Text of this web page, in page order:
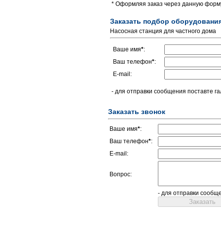
* Оформляя заказ через данную
Заказать подбор
Насосная станция для частного дома
Ваше имя*:
Ваш телефон*:
E-mail:
- для отправки сообщения поставте
Заказать звонок
Ваше имя*:
Ваш телефон*:
E-mail:
Вопрос:
- для отправки